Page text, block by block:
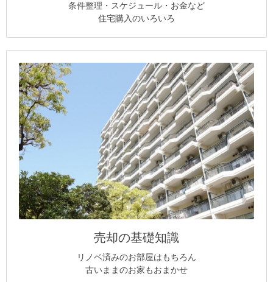
条件整理・スケジュール・お金など
住宅購入のいろいろ
売却の基礎知識
リノベ済みのお部屋はもちろん
古いままのお家もおまかせ